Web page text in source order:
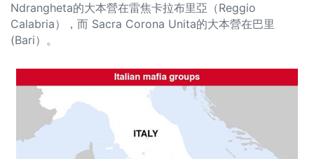
Ndrangheta的大本營在雷焦卡拉布里亞（Reggio
Calabria），而 Sacra Corona Unita的大本營在巴里
(Bari）。